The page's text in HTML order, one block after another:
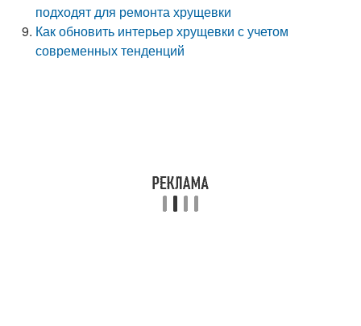
подходят для ремонта хрущевки
Как обновить интерьер хрущевки с учетом
современных тенденций